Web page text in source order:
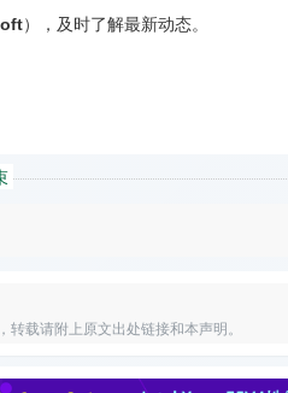
），及时了解最新动态。
转载请附上原文出处链接和本声明。